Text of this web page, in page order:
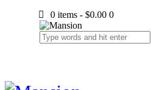
0 items -$0.00 0